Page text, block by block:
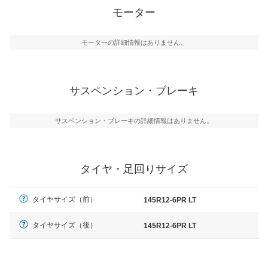
モーター
モーターの詳細情報はありません。
サスペンション・ブレーキ
サスペンション・ブレーキの詳細情報はありません。
タイヤ・足回りサイズ
タイヤサイズ（前） 145R12-6PR LT
タイヤサイズ（後） 145R12-6PR LT